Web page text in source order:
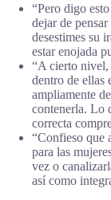
“Pero digo
dejar de
desestimes su
estar enojada
“A cierto nivel,
dentro de ellas
ampliamente
contenerla. Lo
correcta
“Confieso que
para las
vez o
así como